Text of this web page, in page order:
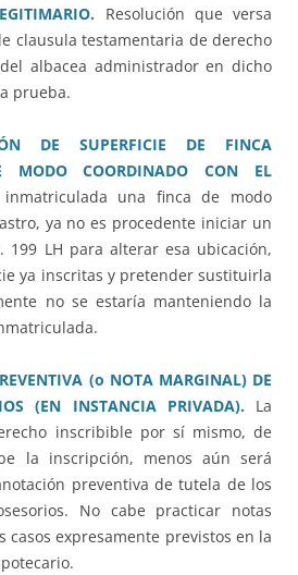
Resolución que versa
clausula testamentaria de derecho
albacea administrador en dicho
prueba.
DE SUPERFICIE DE FINCA
MODO COORDINADO CON EL
inmatriculada una finca de modo
ya no es procedente iniciar un
199 LH para alterar esa ubicación,
ya inscritas y pretender sustituirla
no se estaría manteniendo la
(o NOTA MARGINAL) DE
(EN INSTANCIA PRIVADA).La
inscribible por sí mismo, de
la inscripción, menos aún será
preventiva de tutela de los
No cabe practicar notas
casos expresamente previstos en la